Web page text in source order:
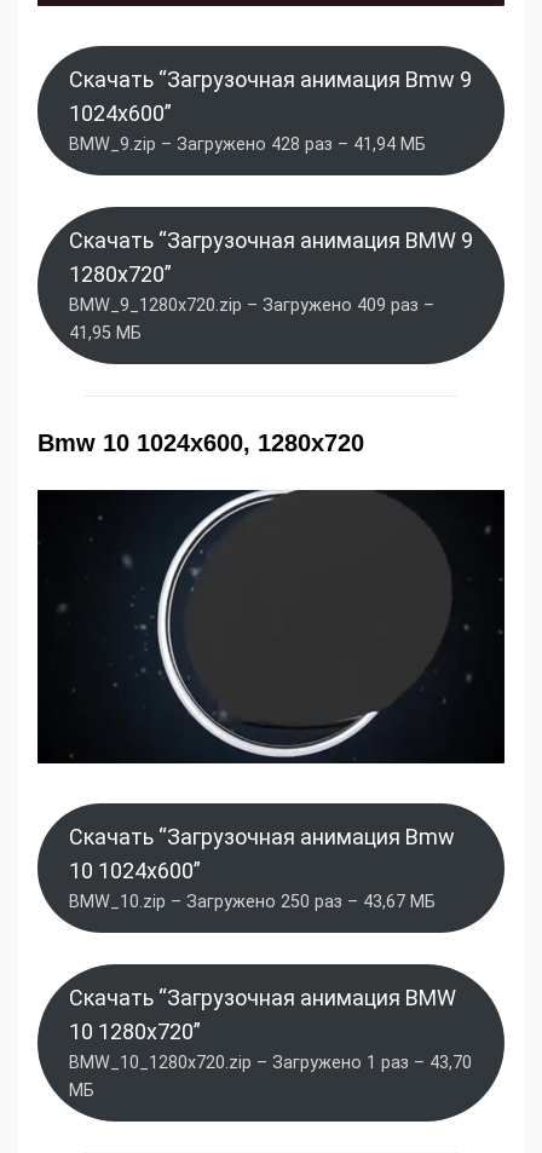
Скачать “Загрузочная анимация Bmw 9
1024x600”
BMW_9.zip – Загружено 428 раз – 41,94 МБ
Скачать “Загрузочная анимация BMW 9
1280x720”
BMW_9_1280x720.zip – Загружено 409 раз –
41,95 МБ
Bmw 10 1024x600, 1280x720
Скачать “Загрузочная анимация Bmw
10 1024x600”
BMW_10.zip – Загружено 250 раз – 43,67 МБ
Скачать “Загрузочная анимация BMW
10 1280x720”
BMW_10_1280x720.zip – Загружено 1 раз – 43,70
МБ